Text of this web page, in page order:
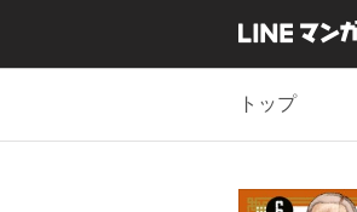
トップ